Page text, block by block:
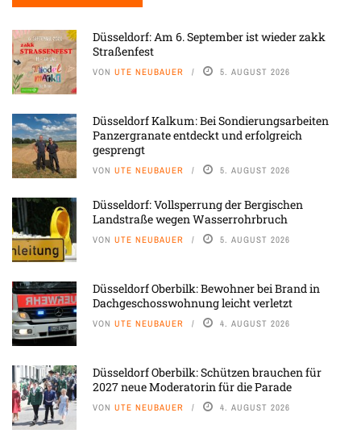
Düsseldorf: Am 6. September ist wieder zakk
Straßenfest
VON UTE NEUBAUER 5. AUGUST 2026
Düsseldorf Kalkum: Bei Sondierungsarbeiten
Panzergranate entdeckt und erfolgreich
gesprengt
VON UTE NEUBAUER 5. AUGUST 2026
Düsseldorf: Vollsperrung der Bergischen
Landstraße wegen Wasserrohrbruch
VON UTE NEUBAUER 5. AUGUST 2026
Düsseldorf Oberbilk: Bewohner bei Brand in
Dachgeschosswohnung leicht verletzt
VON UTE NEUBAUER 4. AUGUST 2026
Düsseldorf Oberbilk: Schützen brauchen für
2027 neue Moderatorin für die Parade
VON UTE NEUBAUER 4. AUGUST 2026